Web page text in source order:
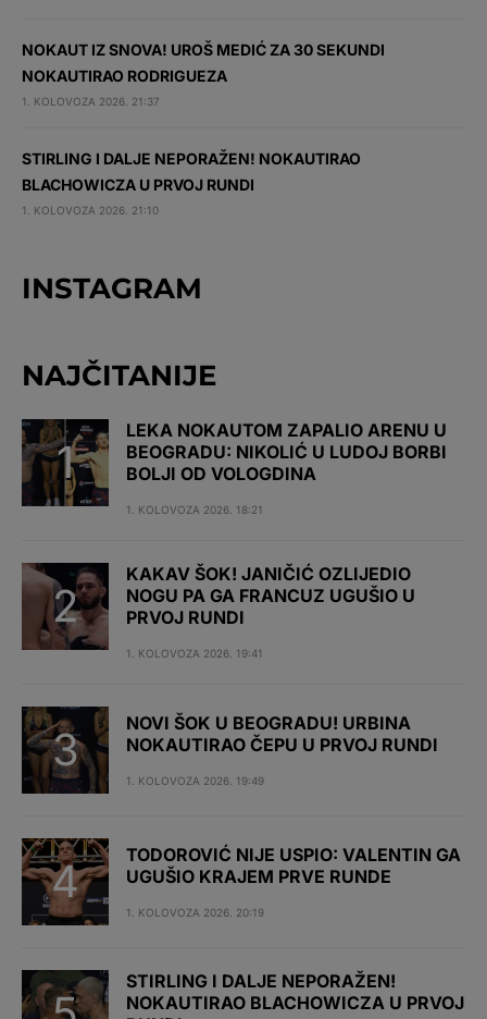
NOKAUT IZ SNOVA! UROŠ MEDIĆ ZA 30 SEKUNDI
NOKAUTIRAO RODRIGUEZA
1. KOLOVOZA 2026. 21:37
STIRLING I DALJE NEPORAŽEN! NOKAUTIRAO
BLACHOWICZA U PRVOJ RUNDI
1. KOLOVOZA 2026. 21:10
INSTAGRAM
NAJČITANIJE
LEKA NOKAUTOM ZAPALIO ARENU U
BEOGRADU: NIKOLIĆ U LUDOJ BORBI
BOLJI OD VOLOGDINA
1. KOLOVOZA 2026. 18:21
KAKAV ŠOK! JANIČIĆ OZLIJEDIO
NOGU PA GA FRANCUZ UGUŠIO U
PRVOJ RUNDI
1. KOLOVOZA 2026. 19:41
NOVI ŠOK U BEOGRADU! URBINA
NOKAUTIRAO ČEPU U PRVOJ RUNDI
1. KOLOVOZA 2026. 19:49
TODOROVIĆ NIJE USPIO: VALENTIN GA
UGUŠIO KRAJEM PRVE RUNDE
1. KOLOVOZA 2026. 20:19
STIRLING I DALJE NEPORAŽEN!
NOKAUTIRAO BLACHOWICZA U PRVOJ